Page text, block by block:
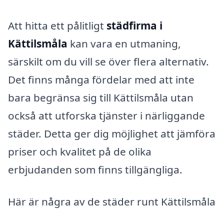
Att hitta ett pålitligt städfirma i
Kättilsmåla kan vara en utmaning,
särskilt om du vill se över flera alternativ.
Det finns många fördelar med att inte
bara begränsa sig till Kättilsmåla utan
också att utforska tjänster i närliggande
städer. Detta ger dig möjlighet att jämföra
priser och kvalitet på de olika
erbjudanden som finns tillgängliga.
Här är några av de städer runt Kättilsmåla